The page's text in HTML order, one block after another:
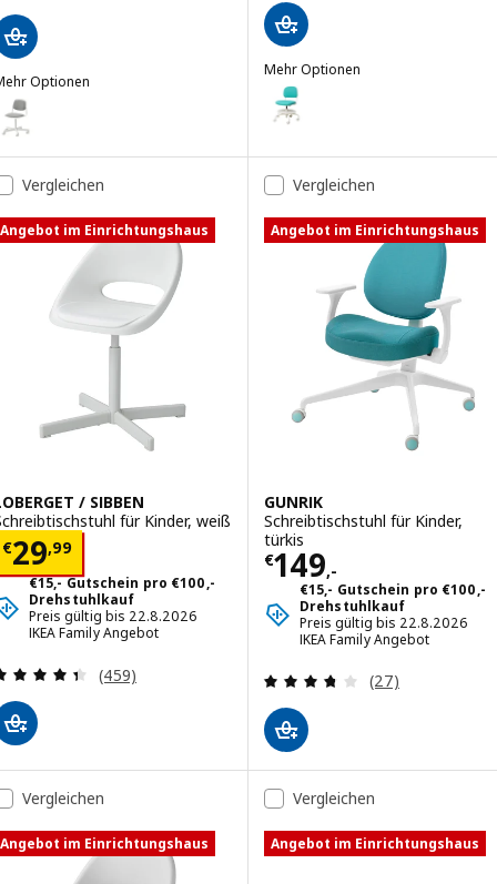
Optionen
ÖRFJÄLL, Schreibtischstuhl für Kinder, weiß/Vissle hellgrau
Mehr Optionen
VIMUND
Option: VIMUND,
Vergleichen
Angebot im Einrichtungshaus
/ SIBBEN
für Kinder, weiß
€29,99€ 29,99
€15,- Gutschein pro €100,-
Drehstuhlkauf
Preis gültig bis 22.8.2026
IKEA Family Angebot
Überprüfung: 4.4 aus 5 sterne. Bewertungen
(459)
Vergleichen
Angebot im Einrichtungshaus
GUNRIK
Schreibtischstuhl für Kinder,
türkis
€149,-
Preis € 149,-
€15,- Gutschein pro €100,-
Drehstuhlkauf
Preis gültig bis 22.8.2026
IKEA Family Angebot
Überprüfung:
(27)
Vergleichen
Angebot im Einrichtungshaus
Vergleichen
Angebot im Einrichtungshaus